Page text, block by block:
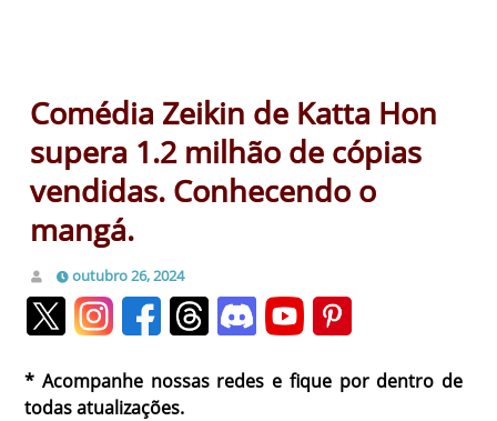
Comédia Zeikin de Katta Hon
supera 1.2 milhão de cópias
vendidas. Conhecendo o
mangá.
outubro 26, 2024
* Acompanhe nossas redes e fique por dentro de
todas atualizações.